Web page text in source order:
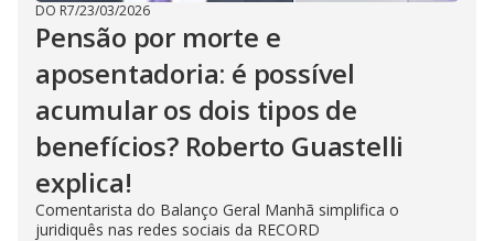
DO R7/23/03/2026
Pensão por morte e
aposentadoria: é possível
acumular os dois tipos de
benefícios? Roberto Guastelli
explica!
Comentarista do Balanço Geral Manhã simplifica o
juridiquês nas redes sociais da RECORD